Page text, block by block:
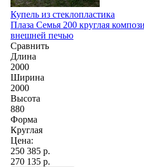
Купель из стеклопластика
Плаза Семья 200 круглая
внешней печью
Сравнить
Длина
2000
Ширина
2000
Высота
880
Форма
Круглая
Цена:
250 385 р.
270 135 р.